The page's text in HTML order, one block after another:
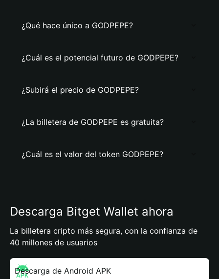
¿Qué hace único a GODPEPE?
¿Cuál es el potencial futuro de GODPEPE?
¿Subirá el precio de GODPEPE?
¿La billetera de GODPEPE es gratuita?
¿Cuál es el valor del token GODPEPE?
Descarga Bitget Wallet ahora
La billetera cripto más segura, con la confianza de
40 millones de usuarios
Descarga de Android APK